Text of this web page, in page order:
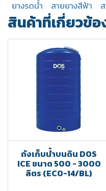
ยางรดน้ำ
สายยางสีฟ้า
สินค้าที่เกี่ยวข้อ
ถังเก็บน้ำบนดิน DOS
ICE ขนาด 500 - 3000
ลิตร (ECO-14/BL)